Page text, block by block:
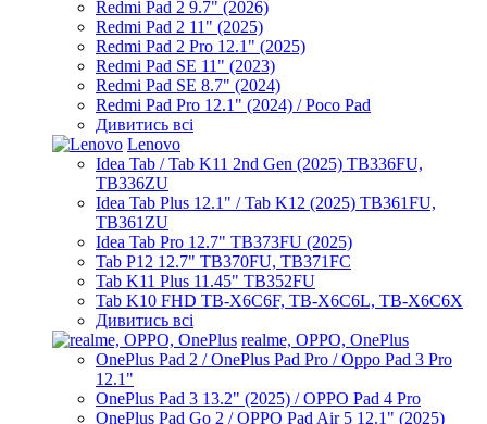
Redmi Pad 2 9.7" (2026)
Redmi Pad 2 11" (2025)
Redmi Pad 2 Pro 12.1" (2025)
Redmi Pad SE 11" (2023)
Redmi Pad SE 8.7" (2024)
Redmi Pad Pro 12.1" (2024) / Poco Pad
Дивитись всі
Lenovo
Idea Tab / Tab K11 2nd Gen (2025) TB336FU,
TB336ZU
Idea Tab Plus 12.1" / Tab K12 (2025) TB361FU,
TB361ZU
Idea Tab Pro 12.7" TB373FU (2025)
Tab P12 12.7" TB370FU, TB371FC
Tab K11 Plus 11.45" TB352FU
Tab K10 FHD TB-X6C6F, TB-X6C6L, TB-X6C6X
Дивитись всі
realme, OPPO, OnePlus
OnePlus Pad 2 / OnePlus Pad Pro / Oppo Pad 3 Pro
12.1"
OnePlus Pad 3 13.2" (2025) / OPPO Pad 4 Pro
OnePlus Pad Go 2 / OPPO Pad Air 5 12.1" (2025)